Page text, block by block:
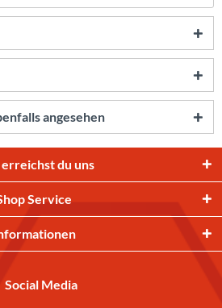
angesehen
du uns
Service
Social Media